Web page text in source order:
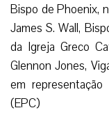
Bispo de Phoenix,
James S. Wall,
da Igreja Greco
Glennon Jones,
em
(EPC)